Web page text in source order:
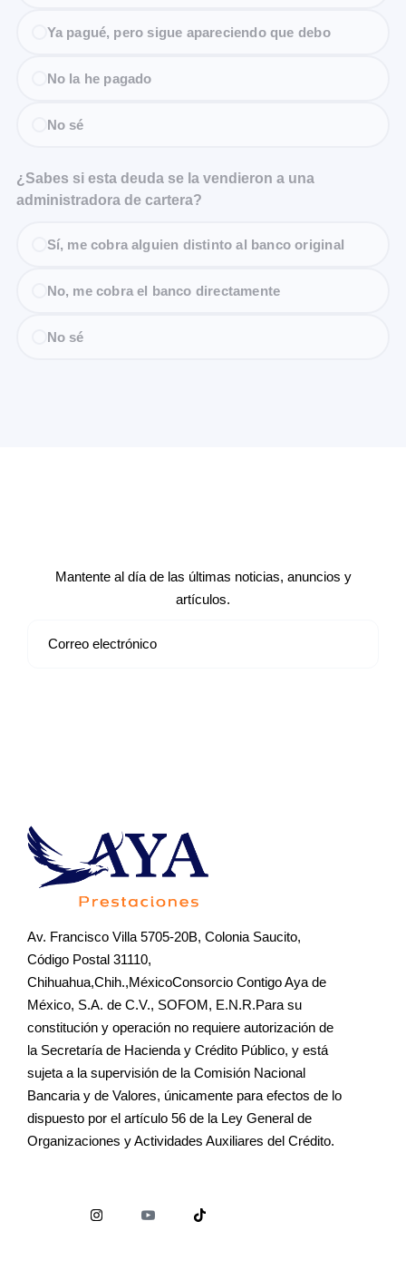
Ya pagué, pero sigue apareciendo que debo
No la he pagado
No sé
¿Sabes si esta deuda se la vendieron a una
administradora de cartera?
Sí, me cobra alguien distinto al banco original
No, me cobra el banco directamente
No sé
Mantente al día de las últimas noticias, anuncios y
artículos.
Av. Francisco Villa 5705-20B, Colonia Saucito,
Código Postal 31110,
Chihuahua,Chih.,MéxicoConsorcio Contigo Aya de
México, S.A. de C.V., SOFOM, E.N.R.Para su
constitución y operación no requiere autorización de
la Secretaría de Hacienda y Crédito Público, y está
sujeta a la supervisión de la Comisión Nacional
Bancaria y de Valores, únicamente para efectos de lo
dispuesto por el artículo 56 de la Ley General de
Organizaciones y Actividades Auxiliares del Crédito.